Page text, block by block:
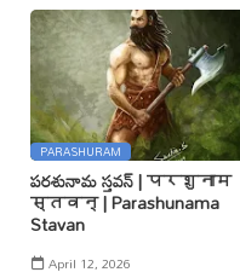
PARASHURAM
పరశునామ స్తవన్ | परशुनाम
स्तवन् | Parashunama
Stavan
April 12, 2026